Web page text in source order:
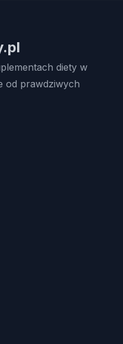
diety w
od prawdziwych